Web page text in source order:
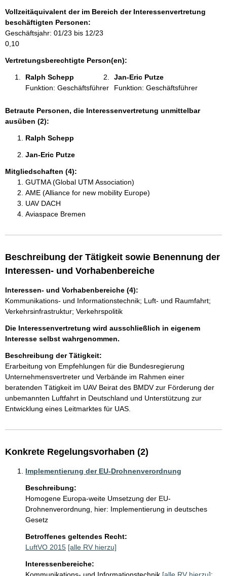
t
i
o
n
e
Vollzeitäquivalent der im Bereich der Interessenvertretung
beschäftigten Personen:
Geschäftsjahr: 01/23 bis 12/23
0,10
Vertretungsberechtigte Person(en):
Ralph Schepp
Funktion: Geschäftsführer
Jan-Eric Putze
Funktion: Geschäftsführer
Betraute Personen, die Interessenvertretung unmittelbar
ausüben (2):
Ralph Schepp
Jan-Eric Putze
Mitgliedschaften (4):
GUTMA (Global UTM Association)
AME (Alliance for new mobility Europe)
UAV DACH
Aviaspace Bremen
Beschreibung der Tätigkeit sowie Benennung der
Interessen- und Vorhabenbereiche
Interessen- und Vorhabenbereiche (4):
Kommunikations- und Informationstechnik; Luft- und Raumfahrt;
Verkehrsinfrastruktur; Verkehrspolitik
Die Interessenvertretung wird ausschließlich in eigenem
Interesse selbst wahrgenommen.
Beschreibung der Tätigkeit:
Erarbeitung von Empfehlungen für die Bundesregierung
Unternehmensvertreter und Verbände im Rahmen einer
beratenden Tätigkeit im UAV Beirat des BMDV zur Förderung der
unbemannten Luftfahrt in Deutschland und Unterstützung zur
Entwicklung eines Leitmarktes für UAS.
Konkrete Regelungsvorhaben (2)
Implementierung der EU-Drohnenverordnung
Beschreibung:
Homogene Europa-weite Umsetzung der EU-
Drohnenverordnung, hier: Implementierung in deutsches
Gesetz
Betroffenes geltendes Recht:
LuftVO 2015 [alle RV hierzu]
Interessenbereiche: